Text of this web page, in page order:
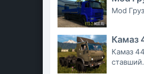
Mod
Камаз
Камаз